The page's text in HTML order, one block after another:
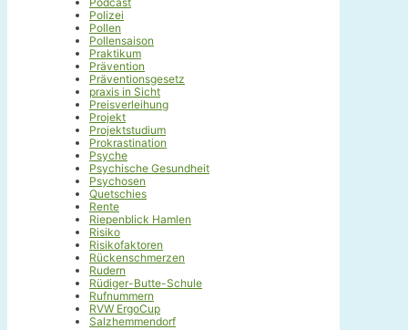
Polizei
Pollen
Pollensaison
Praktikum
Prävention
Präventionsgesetz
praxis in Sicht
Preisverleihung
Projekt
Projektstudium
Prokrastination
Psyche
Psychische Gesundheit
Psychosen
Quetschies
Rente
Riepenblick Hamlen
Risiko
Risikofaktoren
Rückenschmerzen
Rudern
Rüdiger-Butte-Schule
Rufnummern
RVW ErgoCup
Salzhemmendorf